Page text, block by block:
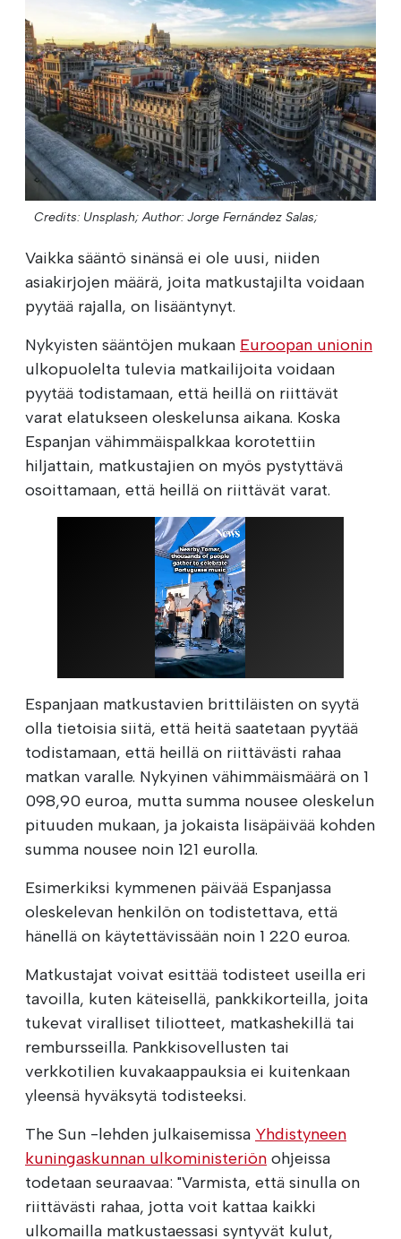
Credits: Unsplash; Author: Jorge Fernández Salas;
Vaikka sääntö sinänsä ei ole uusi, niiden
asiakirjojen määrä, joita matkustajilta voidaan
pyytää rajalla, on lisääntynyt.
Nykyisten sääntöjen mukaan Euroopan unionin
ulkopuolelta tulevia matkailijoita voidaan
pyytää todistamaan, että heillä on riittävät
varat elatukseen oleskelunsa aikana. Koska
Espanjan vähimmäispalkkaa korotettiin
hiljattain, matkustajien on myös pystyttävä
osoittamaan, että heillä on riittävät varat.
Espanjaan matkustavien brittiläisten on syytä
olla tietoisia siitä, että heitä saatetaan pyytää
todistamaan, että heillä on riittävästi rahaa
matkan varalle. Nykyinen vähimmäismäärä on 1
098,90 euroa, mutta summa nousee oleskelun
pituuden mukaan, ja jokaista lisäpäivää kohden
summa nousee noin 121 eurolla.
Esimerkiksi kymmenen päivää Espanjassa
oleskelevan henkilön on todistettava, että
hänellä on käytettävissään noin 1 220 euroa.
Matkustajat voivat esittää todisteet useilla eri
tavoilla, kuten käteisellä, pankkikorteilla, joita
tukevat viralliset tiliotteet, matkashekillä tai
rembursseilla. Pankkisovellusten tai
verkkotilien kuvakaappauksia ei kuitenkaan
yleensä hyväksytä todisteeksi.
The Sun -lehden julkaisemissa Yhdistyneen
kuningaskunnan ulkoministeriön ohjeissa
todetaan seuraavaa: "Varmista, että sinulla on
riittävästi rahaa, jotta voit kattaa kaikki
ulkomailla matkustaessasi syntyvät kulut,